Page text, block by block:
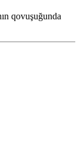
qovuşuğunda